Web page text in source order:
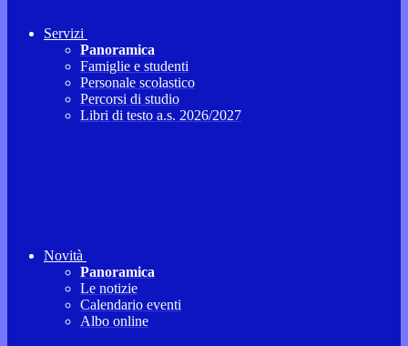
Servizi
Panoramica
Famiglie e studenti
Personale scolastico
Percorsi di studio
Libri di testo a.s. 2026/2027
Novità
Panoramica
Le notizie
Calendario eventi
Albo online